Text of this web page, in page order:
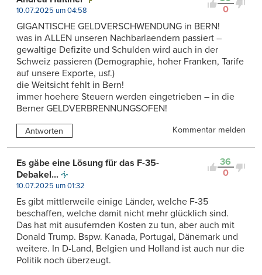
0
10.07.2025 um 04:58
GIGANTISCHE GELDVERSCHWENDUNG in BERN!
was in ALLEN unseren Nachbarlaendern passiert –
gewaltige Defizite und Schulden wird auch in der
Schweiz passieren (Demographie, hoher Franken, Tarife
auf unsere Exporte, usf.)
die Weitsicht fehlt in Bern!
immer hoehere Steuern werden eingetrieben – in die
Berner GELDVERBRENNUNGSOFEN!
Antworten Kommentar melden
36
0
Es gäbe eine Lösung für das F-35-
Debakel...
10.07.2025 um 01:32
Es gibt mittlerweile einige Länder, welche F-35
beschaffen, welche damit nicht mehr glücklich sind.
Das hat mit ausufernden Kosten zu tun, aber auch mit
Donald Trump. Bspw. Kanada, Portugal, Dänemark und
weitere. In D-Land, Belgien und Holland ist auch nur die
Politik noch überzeugt.